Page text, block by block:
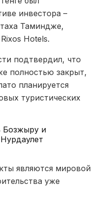
инвестора –
Таминдже,
Hotels.
подтвердил, что
полностью закрыт,
планируется
туристических
Бозжыру и
являются мировой
уже